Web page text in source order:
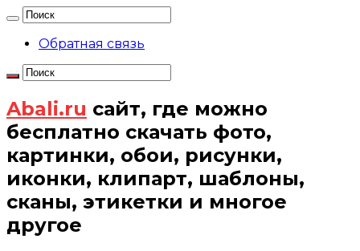
Обратная связь
Abali.ru сайт, где можно
бесплатно скачать фото,
картинки, обои, рисунки,
иконки, клипарт, шаблоны,
сканы, этикетки и многое
другое